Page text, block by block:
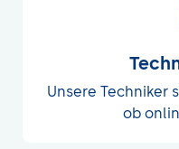
Unsere Techniker
ob